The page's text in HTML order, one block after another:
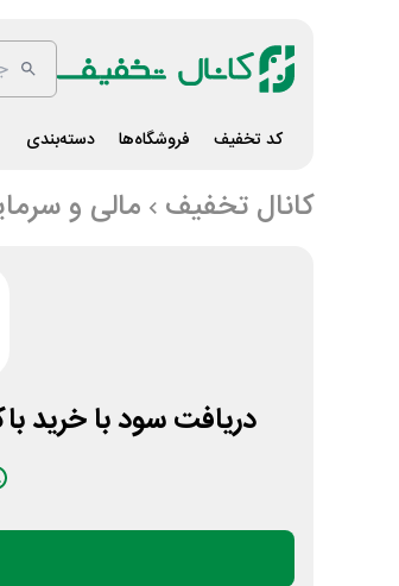
کد تخفیف فروشگاه‌ها دسته‌بندی
کانال تخفیف مالی و
دریافت سود با خرید